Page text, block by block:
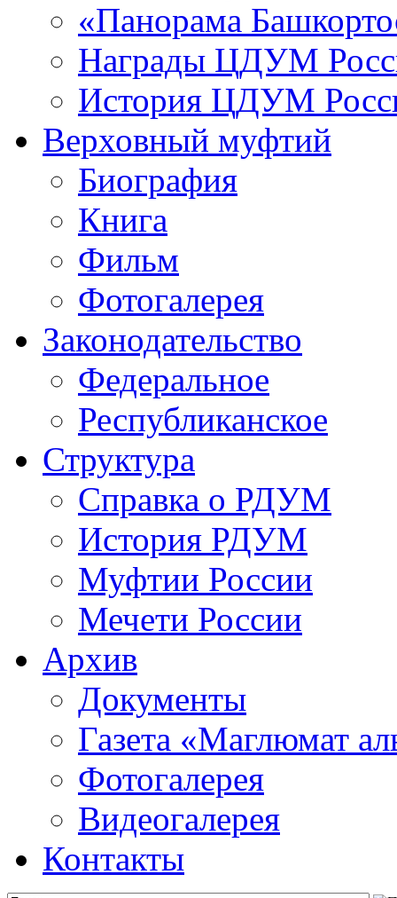
«Панорама
Награды ЦДУМ
История ЦДУМ
Верховный муфтий
Биография
Книга
Фильм
Фотогалерея
Законодательство
Федеральное
Республиканское
Структура
Справка о РДУМ
История РДУМ
Муфтии России
Мечети России
Архив
Документы
Газета «Маглюмат
Фотогалерея
Видеогалерея
Контакты